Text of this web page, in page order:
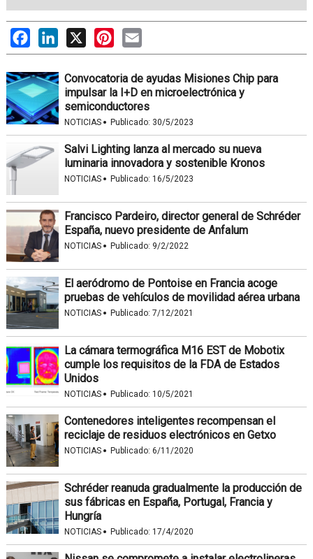
FacebookLinkedIn
X PinterestEmail
Convocatoria de ayudas Misiones Chip para
impulsar la I+D en microelectrónica y
semiconductores
NOTICIAS · Publicado: 30/5/2023
Salvi Lighting lanza al mercado su nueva
luminaria innovadora y sostenible Kronos
NOTICIAS · Publicado: 16/5/2023
Francisco Pardeiro, director general de Schréder
España, nuevo presidente de Anfalum
NOTICIAS · Publicado: 9/2/2022
El aeródromo de Pontoise en Francia acoge
pruebas de vehículos de movilidad aérea urbana
NOTICIAS · Publicado: 7/12/2021
La cámara termográfica M16 EST de Mobotix
cumple los requisitos de la FDA de Estados
Unidos
NOTICIAS · Publicado: 10/5/2021
Contenedores inteligentes recompensan el
reciclaje de residuos electrónicos en Getxo
NOTICIAS · Publicado: 6/11/2020
Schréder reanuda gradualmente la producción de
sus fábricas en España, Portugal, Francia y
Hungría
NOTICIAS · Publicado: 17/4/2020